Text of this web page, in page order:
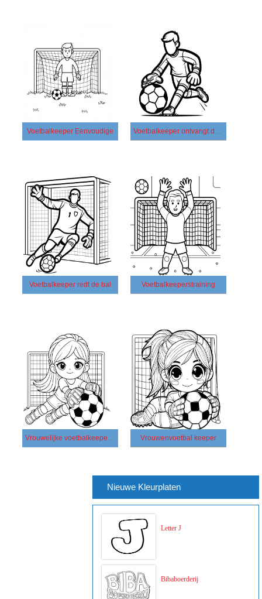
Voetbalkeeper Eenvoudige Voetbalkeeper ontvangt de bal
Voetbalkeeper redt de bal Voetbalkeeperstraining
Vrouwelijke voetbalkeeper en bal Vrouwenvoetbal keeper
Nieuwe Kleurplaten
Letter J
Bibaboerderij